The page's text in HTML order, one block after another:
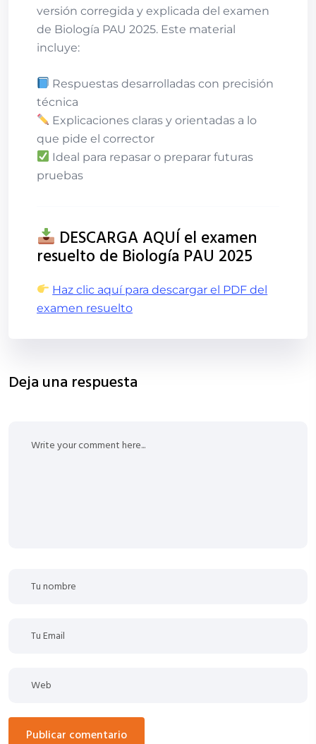
versión corregida y explicada del examen
de Biología PAU 2025. Este material
incluye:
Respuestas desarrolladas con precisión
técnica
Explicaciones claras y orientadas a lo
que pide el corrector
Ideal para repasar o preparar futuras
pruebas
DESCARGA AQUÍ el examen
resuelto de Biología PAU 2025
Haz clic aquí para descargar el PDF del
examen resuelto
Deja una respuesta
publicar comentario